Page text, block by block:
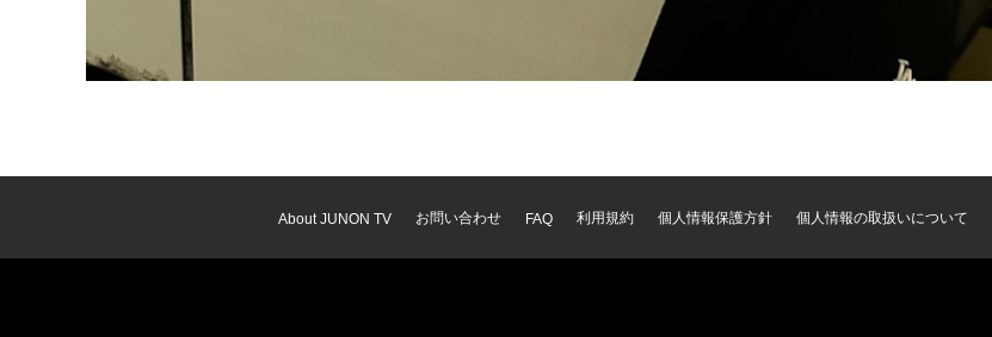
About JUNON TV お問い合わせ FAQ 利用規約 個人情報保護方針 個人情報の取扱いについて